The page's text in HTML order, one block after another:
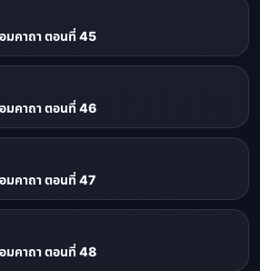
มคาถา ตอนที่ 45
มคาถา ตอนที่ 46
มคาถา ตอนที่ 47
มคาถา ตอนที่ 48